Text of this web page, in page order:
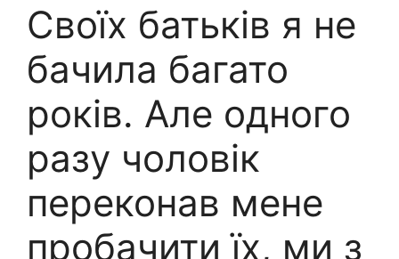
Своїх батьків я не
бачила багато
років. Але одного
разу чоловік
переконав мене
пробачити їх, ми з